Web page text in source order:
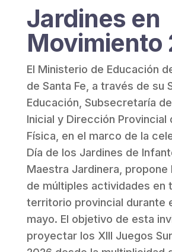
Jardines en
Movimiento
El Ministerio de Educación
de Santa Fe, a través de su
Educación, Subsecretaría
Inicial y Dirección Provincial
Física, en el marco de la
Día de los Jardines de
Maestra Jardinera, propone
de múltiples actividades en
territorio provincial durante
mayo. El objetivo de esta
proyectar los XIII Juegos